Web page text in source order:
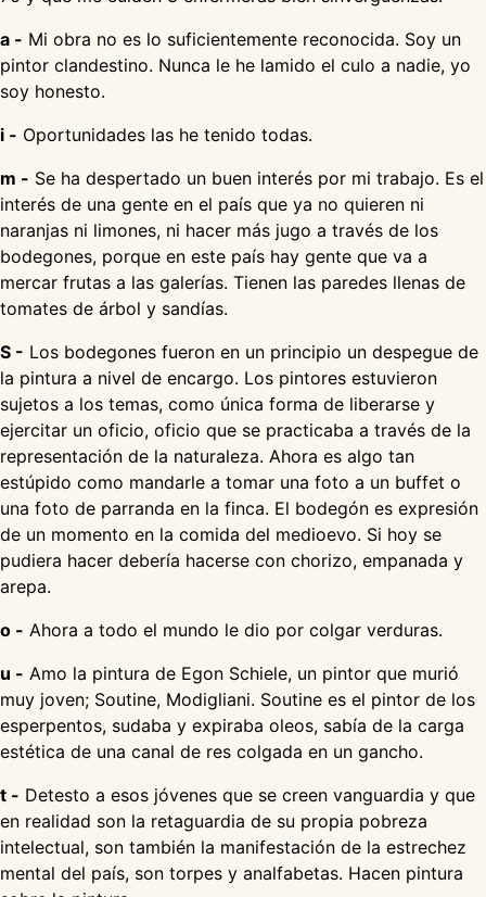
a - Mi obra no es lo suficientemente reconocida. Soy un
pintor clandestino. Nunca le he lamido el culo a nadie, yo
soy honesto.
i - Oportunidades las he tenido todas.
m - Se ha despertado un buen interés por mi trabajo. Es el
interés de una gente en el país que ya no quieren ni
naranjas ni limones, ni hacer más jugo a través de los
bodegones, porque en este país hay gente que va a
mercar frutas a las galerías. Tienen las paredes llenas de
tomates de árbol y sandías.
S - Los bodegones fueron en un principio un despegue de
la pintura a nivel de encargo. Los pintores estuvieron
sujetos a los temas, como única forma de liberarse y
ejercitar un oficio, oficio que se practicaba a través de la
representación de la naturaleza. Ahora es algo tan
estúpido como mandarle a tomar una foto a un buffet o
una foto de parranda en la finca. El bodegón es expresión
de un momento en la comida del medioevo. Si hoy se
pudiera hacer debería hacerse con chorizo, empanada y
arepa.
o - Ahora a todo el mundo le dio por colgar verduras.
u - Amo la pintura de Egon Schiele, un pintor que murió
muy joven; Soutine, Modigliani. Soutine es el pintor de los
esperpentos, sudaba y expiraba oleos, sabía de la carga
estética de una canal de res colgada en un gancho.
t - Detesto a esos jóvenes que se creen vanguardia y que
en realidad son la retaguardia de su propia pobreza
intelectual, son también la manifestación de la estrechez
mental del país, son torpes y analfabetas. Hacen pintura